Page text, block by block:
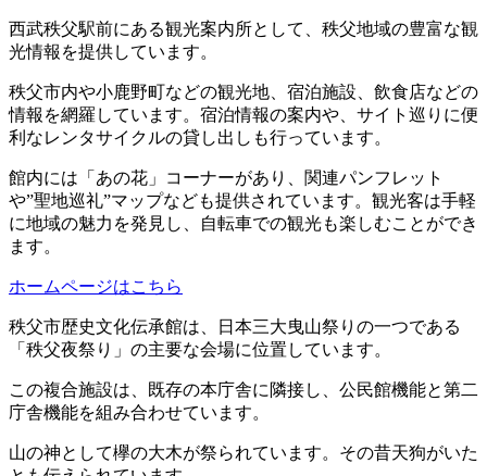
西武秩父駅前にある観光案内所として、秩父地域の豊富な観
光情報を提供しています。
秩父市内や小鹿野町などの観光地、宿泊施設、飲食店などの
情報を網羅しています。宿泊情報の案内や、サイト巡りに便
利なレンタサイクルの貸し出しも行っています。
館内には「あの花」コーナーがあり、関連パンフレット
や”聖地巡礼”マップなども提供されています。観光客は手軽
に地域の魅力を発見し、自転車での観光も楽しむことができ
ます。
ホームページはこちら
秩父市歴史文化伝承館は、日本三大曳山祭りの一つである
「秩父夜祭り」の主要な会場に位置しています。
この複合施設は、既存の本庁舎に隣接し、公民館機能と第二
庁舎機能を組み合わせています。
山の神として欅の大木が祭られています。その昔天狗がいた